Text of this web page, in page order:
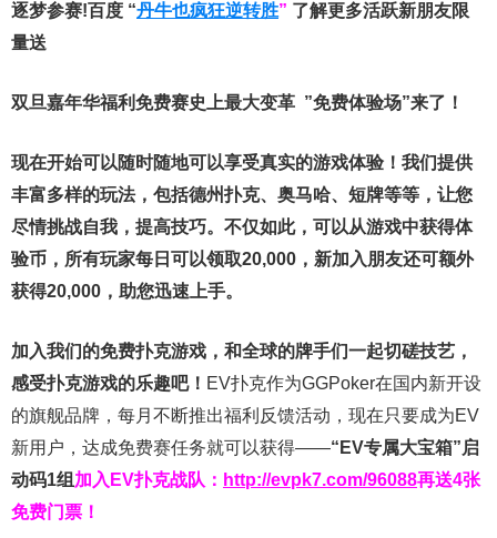
逐梦参赛!百度 “丹牛也疯狂逆转胜” 了解更多活跃新朋友限
量送
双旦嘉年华福利免费赛史上最大变革 ”免费体验场”来了！
现在开始可以随时随地可以享受真实的游戏体验！我们提供
丰富多样的玩法，包括德州扑克、奥马哈、短牌等等，让您
尽情挑战自我，提高技巧。不仅如此， 可以从游戏中获得体
验币，所有玩家每日可以领取20,000，新加入朋友还可额外
获得20,000，助您迅速上手。
加入我们的免费扑克游戏，和全球的牌手们一起切磋技艺，
感受扑克游戏的乐趣吧！ EV扑克作为GGPoker在国内新开设
的旗舰品牌，每月不断推出福利反馈活动，现在只要成为EV
新用户，达成免费赛任务就可以获得——“EV专属大宝箱”启
动码1组 加入EV扑克战队： http://evpk7.com/96088再送4张
免费门票！